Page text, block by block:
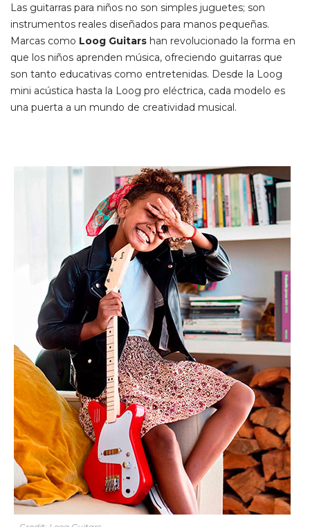
Las guitarras para niños no son simples juguetes; son
instrumentos reales diseñados para manos pequeñas.
Marcas como Loog Guitars han revolucionado la forma en
que los niños aprenden música, ofreciendo guitarras que
son tanto educativas como entretenidas. Desde la Loog
mini acústica hasta la Loog pro eléctrica, cada modelo es
una puerta a un mundo de creatividad musical.